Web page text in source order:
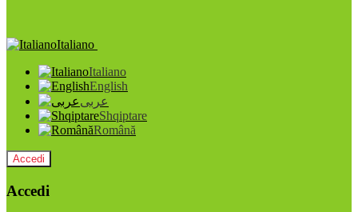
Italiano
Italiano
English
عربى
Shqiptare
Română
Accedi
Accedi